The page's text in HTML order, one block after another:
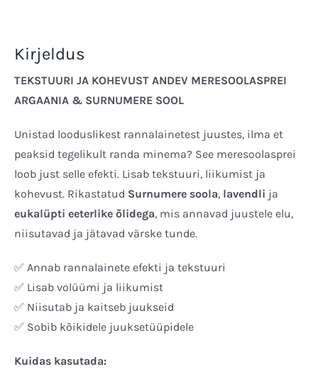
Kirjeldus
TEKSTUURI JA KOHEVUST ANDEV MERESOOLASPREI
ARGAANIA & SURNUMERE SOOL
Unistad looduslikest rannalainetest juustes, ilma et
peaksid tegelikult randa minema? See meresoolasprei
loob just selle efekti. Lisab tekstuuri, liikumist ja
kohevust. Rikastatud Surnumere soola, lavendli ja
eukalüpti eeterlike õlidega, mis annavad juustele elu,
niisutavad ja jätavad värske tunde.
✅ Annab rannalainete efekti ja tekstuuri
✅ Lisab volüümi ja liikumist
✅ Niisutab ja kaitseb juukseid
✅ Sobib kõikidele juuksetüüpidele
Kuidas kasutada: